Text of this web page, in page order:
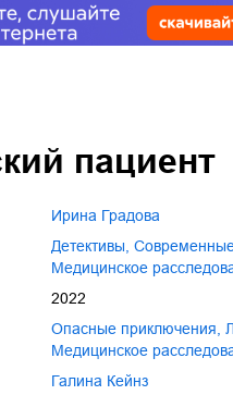
пациент
Ирина Градова
детективы
медицинское
2022
опасные приключения
медицинское
Галина Кейнз